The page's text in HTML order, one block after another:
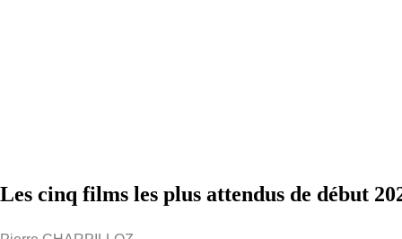
Les cinq films les plus attendus de début